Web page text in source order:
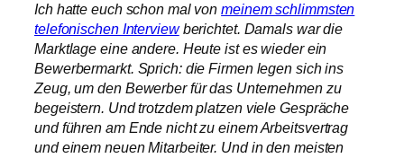
Ich hatte euch schon mal vonmeinem schlimmsten
telefonischen Interviewberichtet. Damals war die
Marktlage eine andere. Heute ist es wieder ein
Bewerbermarkt. Sprich: die Firmen legen sich ins
Zeug, um den Bewerber für das Unternehmen zu
begeistern. Und trotzdem platzen viele Gespräche
und führen am Ende nicht zu einem Arbeitsvertrag
und einem neuen Mitarbeiter. Und in den meisten